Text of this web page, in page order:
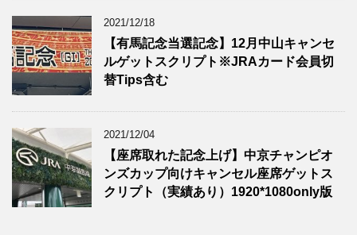
2021/12/18
【有馬記念当選記念】12月中山キャンセ
ルゲットスクリプト※JRAカード会員切
替Tips含む
2021/12/04
【座席取れた記念上げ】中京チャンピオ
ンズカップ向けキャンセル座席ゲットス
クリプト（実績あり）1920*1080only版